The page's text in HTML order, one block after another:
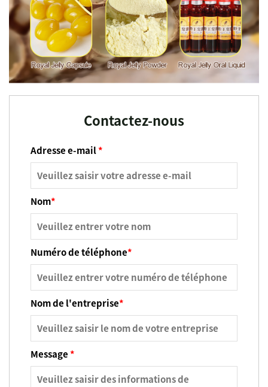
Contactez-nous
Adresse e-mail*
Nom*
Numéro de téléphone*
Nom de l'entreprise*
Message*